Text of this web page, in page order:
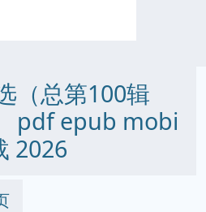
（总第100辑
pdf epub mobi
2026